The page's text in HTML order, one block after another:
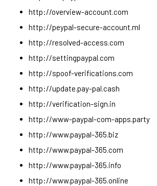
http://overview-account.com
http://peypal-secure-account.ml
http://resolved-access.com
http://settingpaypal.com
http://spoof-verifications.com
http://update.pay-pal.cash
http://verification-sign.in
http://www-paypal-com-apps.party
http://www.paypal-365.biz
http://www.paypal-365.com
http://www.paypal-365.info
http://www.paypal-365.online